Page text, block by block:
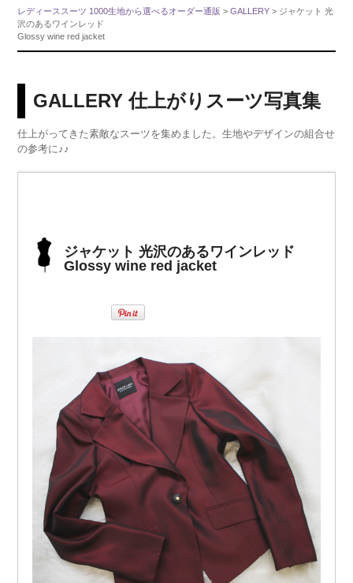
レディーススーツ 1000生地から選べるオーダー通販 >GALLERY > ジャケット 光
沢のあるワインレッド
Glossy wine red jacket
GALLERY 仕上がりスーツ写真集
仕上がってきた素敵なスーツを集めました。生地やデザインの組合せ
の参考に♪♪
ジャケット 光沢のあるワインレッド
Glossy wine red jacket